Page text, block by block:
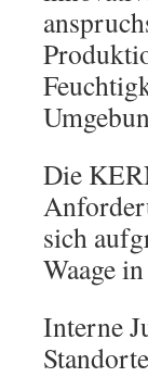
Die
sich
Waage
Interne